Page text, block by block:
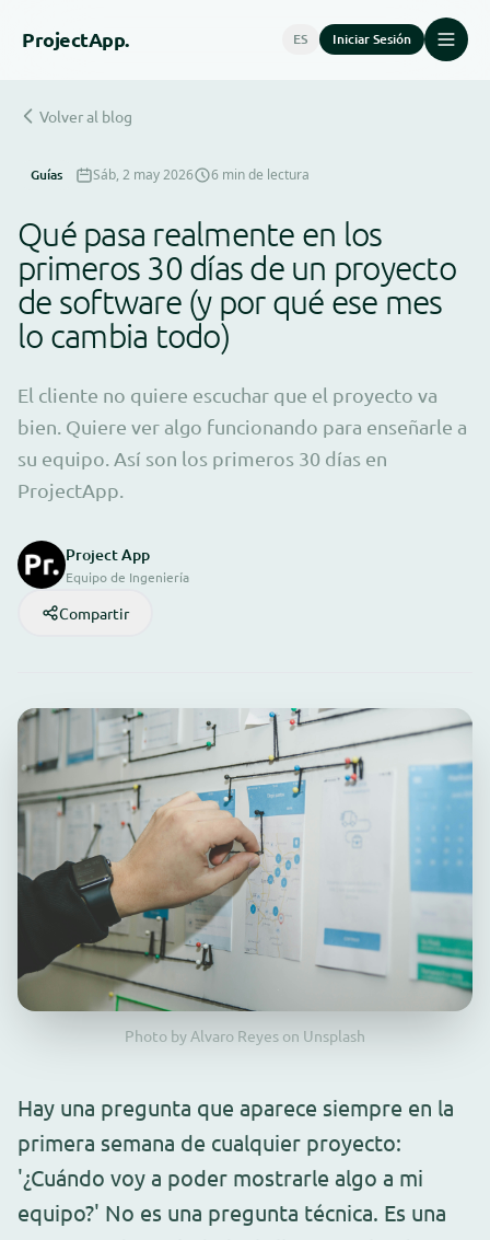
ProjectApp. ES Iniciar Sesión
Volver al blog
Guías Sáb, 2 may 2026 6 min de lectura
Qué pasa realmente en los
primeros 30 días de un proyecto
de software (y por qué ese mes
lo cambia todo)
El cliente no quiere escuchar que el proyecto va
bien. Quiere ver algo funcionando para enseñarle a
su equipo. Así son los primeros 30 días en
ProjectApp.
Project App
Equipo de Ingeniería
Compartir
Photo by Alvaro Reyes on Unsplash
Hay una pregunta que aparece siempre en la
primera semana de cualquier proyecto:
'¿Cuándo voy a poder mostrarle algo a mi
equipo?' No es una pregunta técnica. Es una